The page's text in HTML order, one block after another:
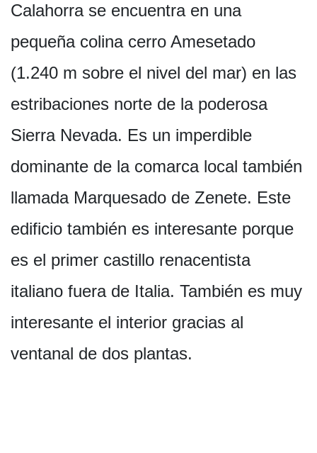
Calahorra se encuentra en una
pequeña colina cerro Amesetado
(1.240 m sobre el nivel del mar) en las
estribaciones norte de la poderosa
Sierra Nevada. Es un imperdible
dominante de la comarca local también
llamada Marquesado de Zenete. Este
edificio también es interesante porque
es el primer castillo renacentista
italiano fuera de Italia. También es muy
interesante el interior gracias al
ventanal de dos plantas.